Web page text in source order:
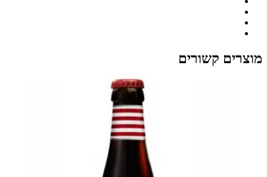
מוצרים קשורים